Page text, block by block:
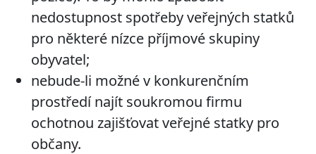
nedostupnost spotřeby veřejných statků
pro některé nízce příjmové skupiny
obyvatel;
nebude-li možné v konkurenčním
prostředí najít soukromou firmu
ochotnou zajišťovat veřejné statky pro
občany.